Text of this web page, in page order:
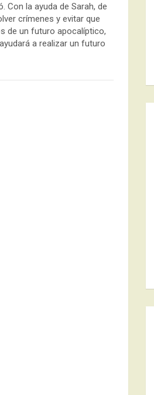
Con la ayuda de Sarah, de
crímenes y evitar que
de un futuro apocalíptico,
a realizar un futuro